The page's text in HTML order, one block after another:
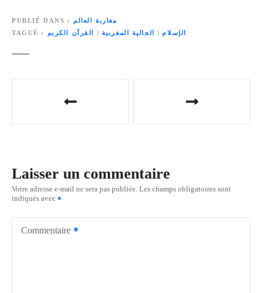
PUBLIÉ DANS
مغاربة العالم
TAGUÉ
الإسلام الجالية المغربية القرآن الكريم
g
a
Laisser un commentaire
Votre adresse e-mail ne sera pas publiée. Les champs obligatoires sont
indiqués avec
Commentaire